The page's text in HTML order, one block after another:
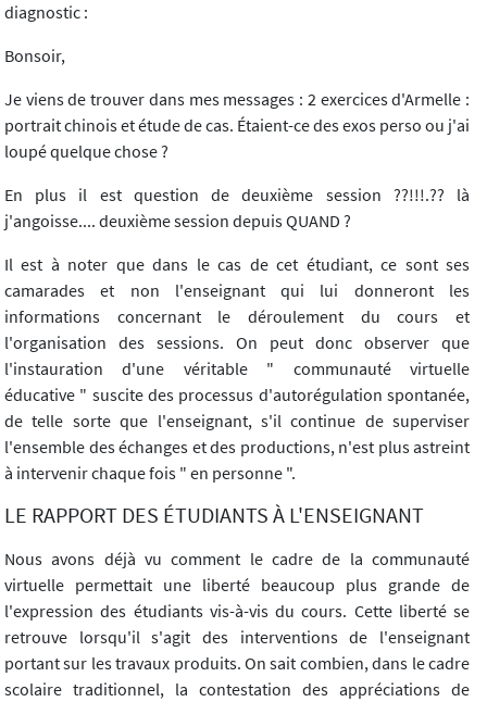
diagnostic :
Bonsoir,
Je viens de trouver dans mes messages : 2 exercices d'Armelle :
portrait chinois et étude de cas. Étaient-ce des exos perso ou j'ai
loupé quelque chose ?
En plus il est question de deuxième session ??!!!.?? là
j'angoisse.... deuxième session depuis QUAND ?
Il est à noter que dans le cas de cet étudiant, ce sont ses
camarades et non l'enseignant qui lui donneront les
informations concernant le déroulement du cours et
l'organisation des sessions. On peut donc observer que
l'instauration d'une véritable " communauté virtuelle
éducative " suscite des processus d'autorégulation spontanée,
de telle sorte que l'enseignant, s'il continue de superviser
l'ensemble des échanges et des productions, n'est plus astreint
à intervenir chaque fois " en personne ".
LE RAPPORT DES ÉTUDIANTS À L'ENSEIGNANT
Nous avons déjà vu comment le cadre de la communauté
virtuelle permettait une liberté beaucoup plus grande de
l'expression des étudiants vis-à-vis du cours. Cette liberté se
retrouve lorsqu'il s'agit des interventions de l'enseignant
portant sur les travaux produits. On sait combien, dans le cadre
scolaire traditionnel, la contestation des appréciations de